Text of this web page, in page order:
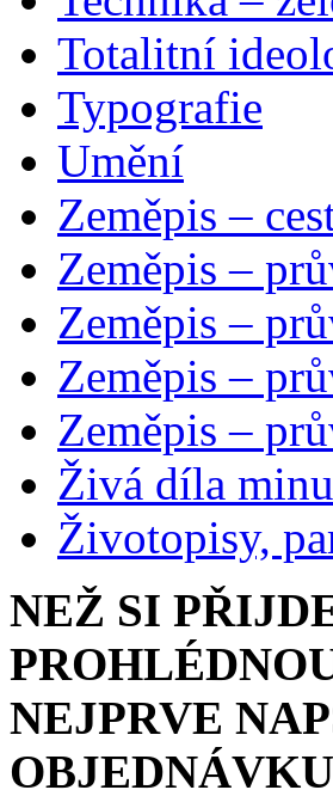
Totalitní
Typografie
Umění
Zeměpis –
Zeměpis –
Zeměpis –
Zeměpis –
Zeměpis –
Živá díla
Životopisy,
NEŽ SI
NEJPRVE